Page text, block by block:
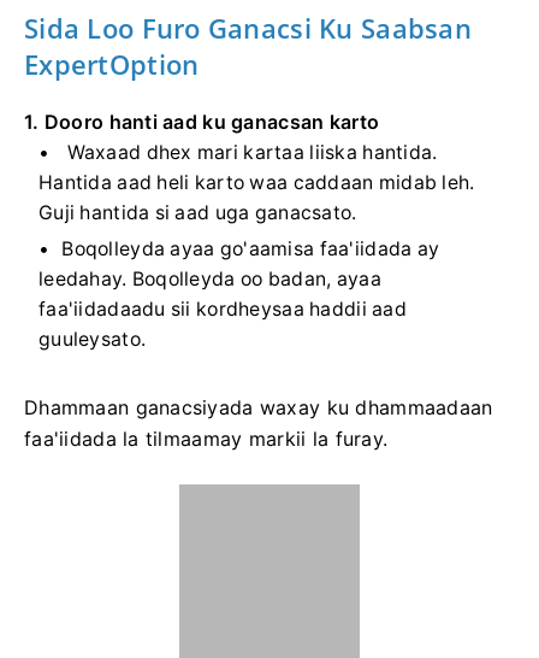
Sida Loo Furo Ganacsi Ku Saabsan
ExpertOption
1. Dooro hanti aad ku ganacsan karto
Waxaad dhex mari kartaa liiska hantida.
Hantida aad heli karto waa caddaan midab leh.
Guji hantida si aad uga ganacsato.
Boqolleyda ayaa go'aamisa faa'iidada ay
leedahay. Boqolleyda oo badan, ayaa
faa'iidadaadu sii kordheysaa haddii aad
guuleysato.
Dhammaan ganacsiyada waxay ku dhammaadaan
faa'iidada la tilmaamay markii la furay.